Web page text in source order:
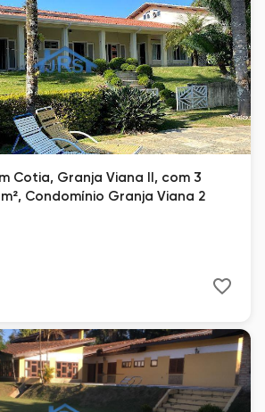
Cotia, Granja Viana II, com 3
Condomínio Granja Viana 2